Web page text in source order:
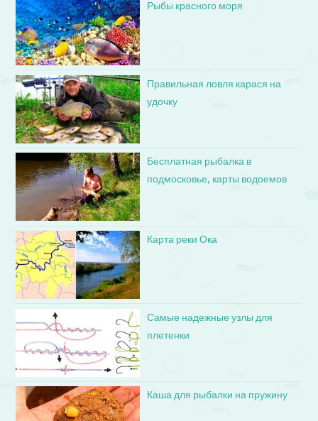
Рыбы красного моря
Правильная ловля карася на
удочку
Бесплатная рыбалка в
подмосковье, карты водоемов
Карта реки Ока
Самые надежные узлы для
плетенки
Каша для рыбалки на пружину